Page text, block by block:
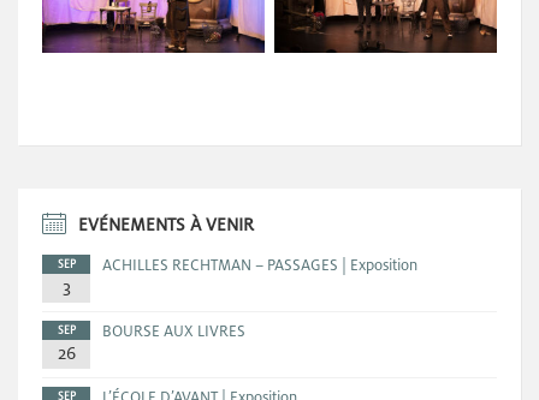
EVÉNEMENTS À VENIR
SEP
3
ACHILLES RECHTMAN – PASSAGES | Exposition
SEP
26
BOURSE AUX LIVRES
SEP